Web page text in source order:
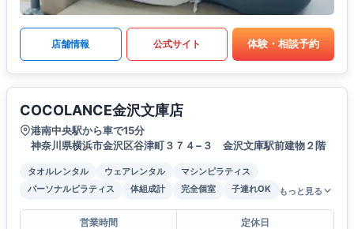
店舗情報 公式サイト 体験・相談予約
COCOLANCE金沢文庫店
港南中央駅から車で15分
神奈川県横浜市金沢区谷津町３７４−３ 金沢文庫駅前建物２階
タオルレンタル ウェアレンタル
マシンピラティス
パーソナルピラティス
体組成計 完全個室 子連れOK もっと見る
営業時間
定休日